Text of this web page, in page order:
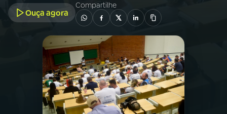
PROGRAMAÇÃO
PROGRAMAS
PODCASTS
Ouça agora
Compartilhe